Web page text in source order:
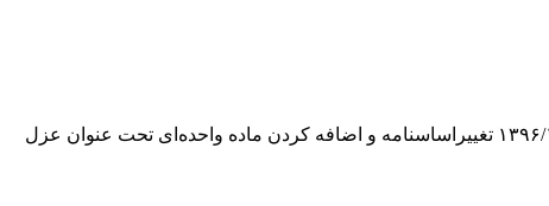
پیام برای شرکت کنندگان در مجمع عمومی فوق العاده سال ۱۳۹۳/۹/۱۳ عزل بازرس شرکت کنندگان در مجمع عمومی فوق العاده ۱۳۹۶/۱۲/۰۳ تغییراساسنامه و اضافه کردن ماده واحده‌ای تحت عنوان عزل